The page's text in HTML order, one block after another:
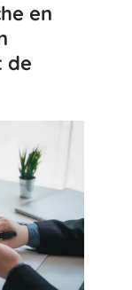
en
de